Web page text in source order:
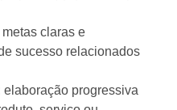
metas claras e
sucesso relacionados
elaboração progressiva